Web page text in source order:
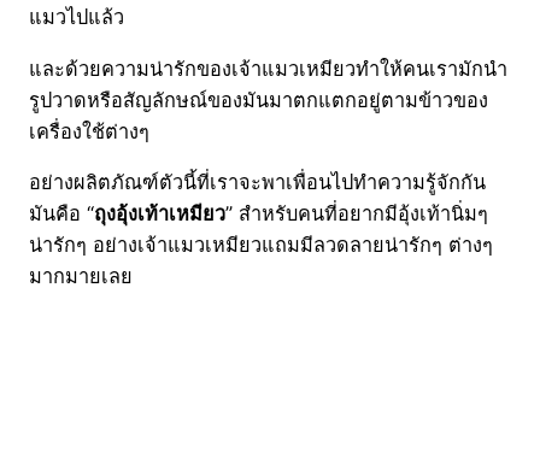
แมวไปแล้ว
และด้วยความน่ารักของเจ้าแมวเหมียวทำให้คนเรามักนำ
รูปวาดหรือสัญลักษณ์ของมันมาตกแตกอยู่ตามข้าวของ
เครื่องใช้ต่างๆ
อย่างผลิตภัณฑ์ตัวนี้ที่เราจะพาเพื่อนไปทำความรู้จักกัน
มันคือ “ถุงอุ้งเท้าเหมียว” สำหรับคนที่อยากมีอุ้งเท้านิ่มๆ
น่ารักๆ อย่างเจ้าแมวเหมียวแถมมีลวดลายน่ารักๆ ต่างๆ
มากมายเลย